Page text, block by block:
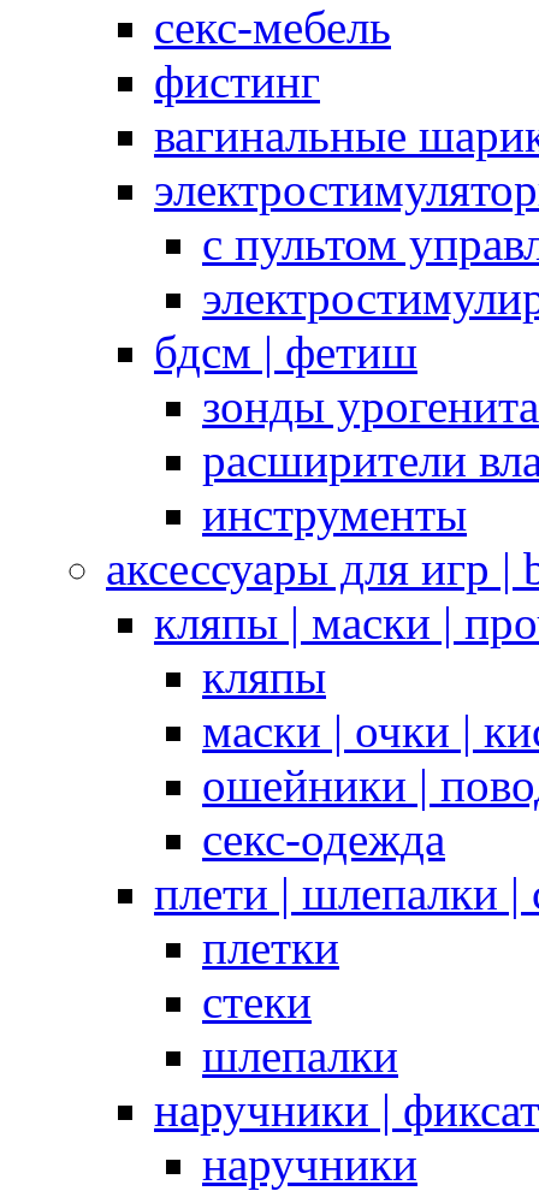
секс-мебель
фистинг
вагинальные
с пультом
бдсм | фетиш
зонды
расширители
инструменты
аксессуары для игр |
кляпы | маски |
кляпы
маски | очки |
ошейники |
секс-одежда
плети | шлепалки |
плетки
стеки
шлепалки
наручники |
наручники